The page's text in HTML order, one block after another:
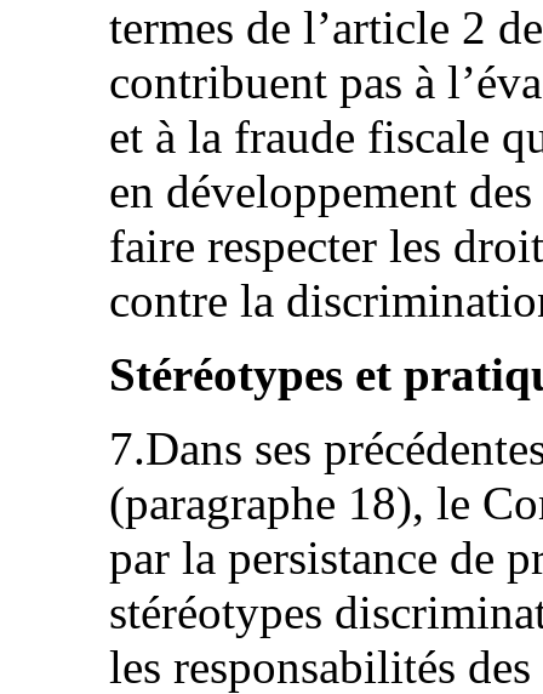
termes de l’article 2
contribuent pas à
et à la fraude fiscale
en développement
faire respecter les
contre la
Stéréotypes et
7.Dans ses
(paragraphe 18), le
par la persistance de
stéréotypes
les responsabilités